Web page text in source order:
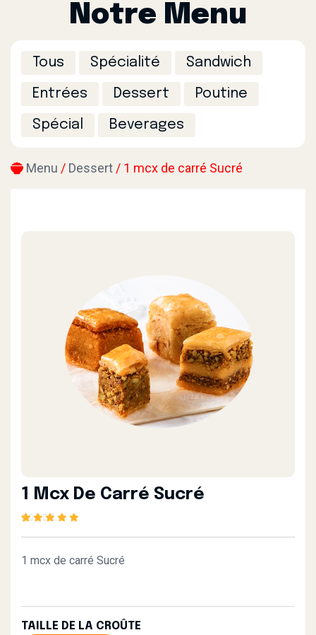
Notre Menu
Tous Spécialité Sandwich
Entrées Dessert Poutine
Spécial Beverages
Menu / Dessert / 1 mcx de carré Sucré
1 Mcx De Carré Sucré
5 based on
1 mcx de carré Sucré
TAILLE DE LA CROÛTE